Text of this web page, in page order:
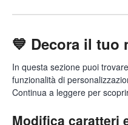
💙 Decora il tuo
In questa sezione puoi
funzionalità di
Continua a leggere per
Modifica caratteri